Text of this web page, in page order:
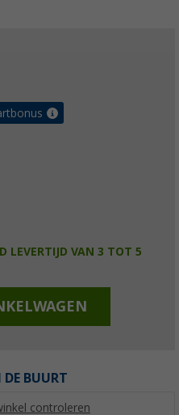
LEVERTIJD VAN 3 TOT 5
DE BUURT
controleren